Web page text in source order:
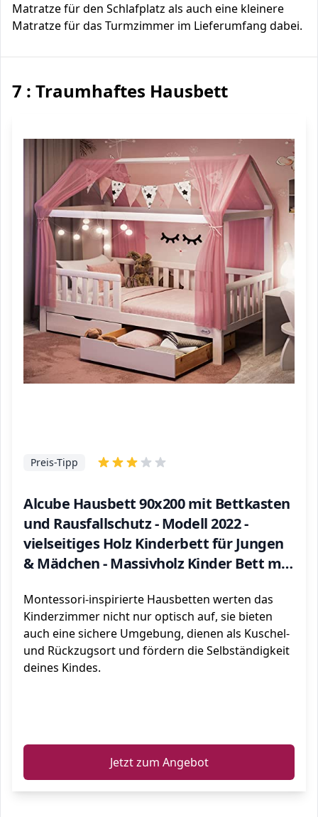
Matratze für den Schlafplatz als auch eine kleinere
Matratze für das Turmzimmer im Lieferumfang dabei.
7 : Traumhaftes Hausbett
Alcube Hausbett 90x200 mit Bettkasten
und Rausfallschutz - Modell 2022 -
vielseitiges Holz Kinderbett für Jungen
& Mädchen - Massivholz Kinder Bett mit
cm - Weiß
Preis-Tipp
Montessori-inspirierte Hausbetten werten das
Kinderzimmer nicht nur optisch auf, sie bieten
auch eine sichere Umgebung, dienen als Kuschel-
und Rückzugsort und fördern die Selbständigkeit
deines Kindes.
Jetzt zum Angebot